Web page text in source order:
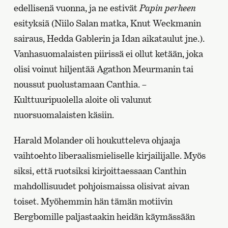
edellisenä vuonna, ja ne estivätPapin perheen
esityksiä (Niilo Salan matka, Knut Weckmanin
sairaus, Hedda Gablerin ja Idan aikataulut jne.).
Vanhasuomalaisten piirissä ei ollut ketään, joka
olisi voinut hiljentää Agathon Meurmanin tai
noussut puolustamaan Canthia. –
Kulttuuripuolella aloite oli valunut
nuorsuomalaisten käsiin.
Harald Molander oli houkutteleva ohjaaja
vaihtoehto liberaalismieliselle kirjailijalle. Myös
siksi, että ruotsiksi kirjoittaessaan Canthin
mahdollisuudet pohjoismaissa olisivat aivan
toiset. Myöhemmin hän tämän motiivin
Bergbomille paljastaakin heidän käymässään